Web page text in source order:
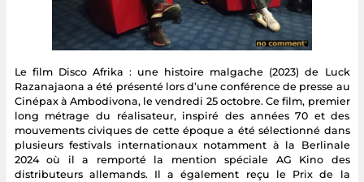
Le film Disco Afrika : une histoire malgache (2023) de Luck
Razanajaona a été présenté lors d’une conférence de presse au
Cinépax à Ambodivona, le vendredi 25 octobre. Ce film, premier
long métrage du réalisateur, inspiré des années 70 et des
mouvements civiques de cette époque a été sélectionné dans
plusieurs festivals internationaux notamment à la Berlinale
2024 où il a remporté la mention spéciale AG Kino des
distributeurs allemands. Il a également reçu le Prix de la